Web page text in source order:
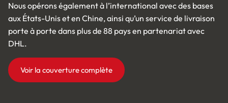
Nous opérons également à l’international avec des bases
aux États-Unis et en Chine, ainsi qu’un service de livraison
porte à porte dans plus de 88 pays en partenariat avec
DHL.
Voir la couverture complète